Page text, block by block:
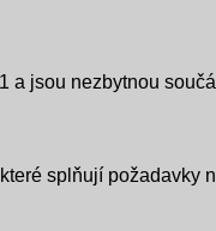
a jsou nezbytnou
splňují požadavky